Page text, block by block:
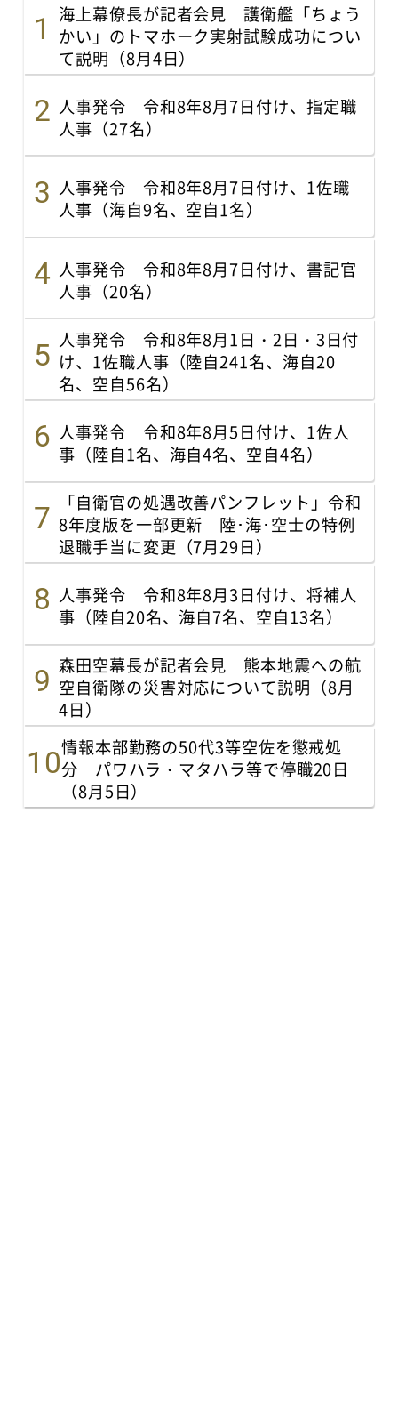
海上幕僚長が記者会見 護衛艦「ちょう
かい」のトマホーク実射試験成功につい
て説明（8月4日）
人事発令 令和8年8月7日付け、指定職
人事（27名）
人事発令 令和8年8月7日付け、1佐職
人事（海自9名、空自1名）
人事発令 令和8年8月7日付け、書記官
人事（20名）
人事発令 令和8年8月1日・2日・3日付
け、1佐職人事（陸自241名、海自20
名、空自56名）
人事発令 令和8年8月5日付け、1佐人
事（陸自1名、海自4名、空自4名）
「自衛官の処遇改善パンフレット」令和
8年度版を一部更新 陸･海･空士の特例
退職手当に変更（7月29日）
人事発令 令和8年8月3日付け、将補人
事（陸自20名、海自7名、空自13名）
森田空幕長が記者会見 熊本地震への航
空自衛隊の災害対応について説明（8月
4日）
情報本部勤務の50代3等空佐を懲戒処
分 パワハラ・マタハラ等で停職20日
（8月5日）